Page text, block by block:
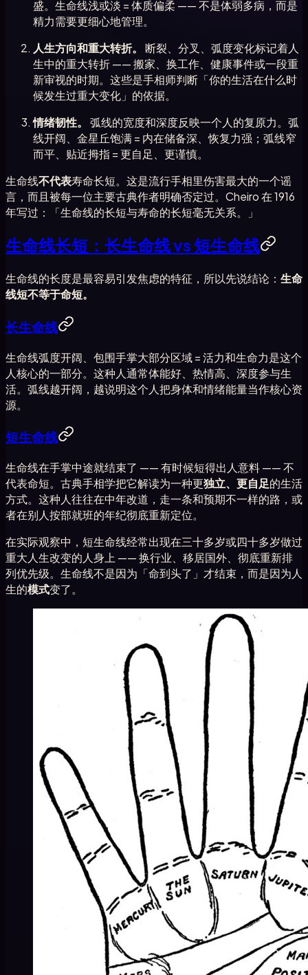
盛。生命线浅或淡 = 体质偏柔 —— 不是体弱多病，而是
精力需要更细心地管理。
人生方向和重大转折。
断裂、分叉、弧度变化标记着人
生中的重大转折 —— 搬家、换工作、健康事件或一段重
新审视的时期。这些是手相师判断「你的生活在什么时
候发生过重大变化」的依据。
情绪韧性。
弧线的宽度和深度反映一个人的复原力。弧
线开阔、金星丘饱满 = 内在储备深、恢复力强；弧线窄
而平、贴近拇指 = 更自足、更谨慎。
生命线不代表寿命长短。这是流行手相里伤害最大的一个谣
言，而且被每一位主要古典作者明确否定过。Cheiro 在 1916
年写过：「生命线的长短与寿命的长短毫无关系。」
生命线长短：长生命线 vs 短生命线
生命线的长度是最容易引发焦虑的特征，所以先说结论： 生命
线短不等于命短。
长生命线
生命线弧度开阔、包围手掌大部分区域 = 活力和生命力是这个
人核心的一部分。这种人通常体能好、热情高、深度参与生
活。弧线越开阔，越说明这个人把身体和情绪能量当作核心资
源。
短生命线
生命线在手掌中途就结束了 —— 有时候短得出人意料 —— 不
代表命短。古典手相学把它解读为一种更独立、更自足的生活
方式。这种人往往在中年改道，走一条和预期不一样的路，或
者在别人按部就班的年纪彻底重新定位。
在实际观察中，短生命线经常出现在三十多岁或四十多岁做过
重大人生改变的人身上 —— 换行业、移居国外、彻底重新排
列优先级。生命线不是因为「命到头了」才结束，而是因为人
生的模式变了。